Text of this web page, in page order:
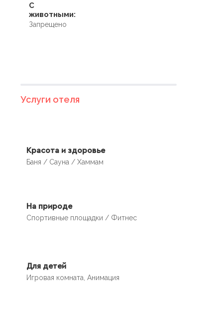
С
животными:
Запрещено
Услуги отеля
Красота и здоровье
Баня / Сауна / Хаммам
На природе
Спортивные площадки / Фитнес
Для детей
Игровая комната, Анимация